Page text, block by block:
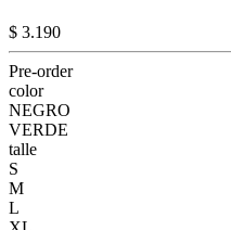
$ 3.190
Pre-order
color
NEGRO
VERDE
talle
S
M
L